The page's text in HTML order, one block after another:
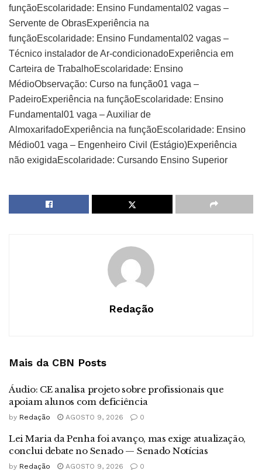
funçãoEscolaridade: Ensino Fundamental02 vagas –
Servente de ObrasExperiência na
funçãoEscolaridade: Ensino Fundamental02 vagas –
Técnico instalador de Ar-condicionadoExperiência em
Carteira de TrabalhoEscolaridade: Ensino
MédioObservação: Curso na função01 vaga –
PadeiroExperiência na funçãoEscolaridade: Ensino
Fundamental01 vaga – Auxiliar de
AlmoxarifadoExperiência na funçãoEscolaridade: Ensino
Médio01 vaga – Engenheiro Civil (Estágio)Experiência
não exigidaEscolaridade: Cursando Ensino Superior
Redação
Mais da CBN Posts
Áudio: CE analisa projeto sobre profissionais que
apoiam alunos com deficiência
by Redação AGOSTO 9, 2026 0
Lei Maria da Penha foi avanço, mas exige atualização,
conclui debate no Senado — Senado Notícias
by Redação AGOSTO 9, 2026 0